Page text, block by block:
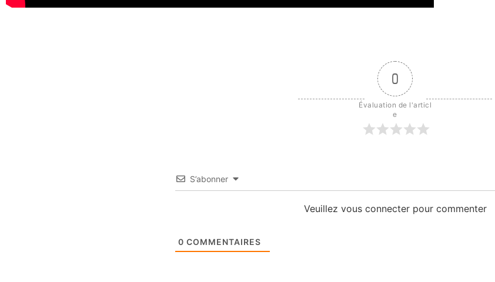
0
Évaluation de l'articl
e
S’abonner
Veuillez vous connecter pour commenter
0 COMMENTAIRES